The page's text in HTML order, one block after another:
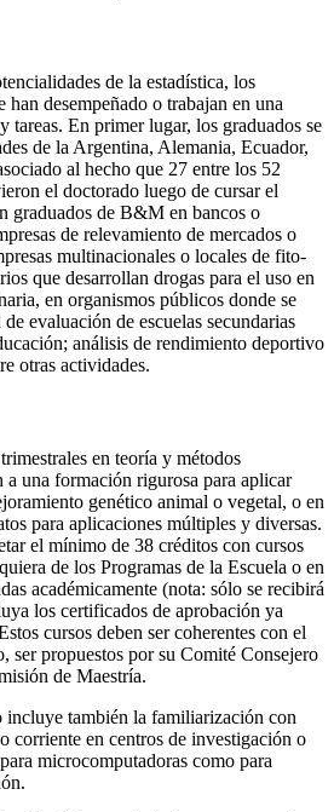
de la estadística, los
han desempeñado o trabajan en una
tareas. En primer lugar, los graduados se
de la Argentina, Alemania, Ecuador,
al hecho que 27 entre los 52
el doctorado luego de cursar el
graduados de B&M en bancos o
de relevamiento de mercados o
multinacionales o locales de fito-
que desarrollan drogas para el uso en
en organismos públicos donde se
evaluación de escuelas secundarias
análisis de rendimiento deportivo
otras actividades.
en teoría y métodos
a una formación rigurosa para aplicar
genético animal o vegetal, o en
para aplicaciones múltiples y diversas.
el mínimo de 38 créditos con cursos
de los Programas de la Escuela o en
académicamente (nota: sólo se recibirá
los certificados de aprobación ya
cursos deben ser coherentes con el
ser propuestos por su Comité Consejero
de Maestría.
también la familiarización con
corriente en centros de investigación o
microcomputadoras como para